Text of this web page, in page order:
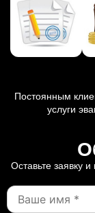
Постоянным
услуги
Оставьте заявку